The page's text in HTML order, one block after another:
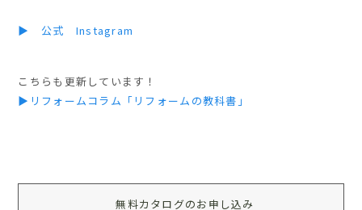
▶ 公式 Instagram
こちらも更新しています！
▶リフォームコラム「リフォームの教科書」
無料カタログのお申し込み